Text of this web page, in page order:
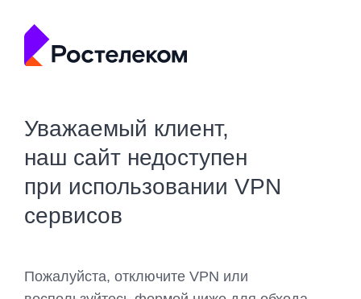
Уважаемый клиент,
наш сайт недоступен
при использовании VPN
сервисов
Пожалуйста, отключите VPN или